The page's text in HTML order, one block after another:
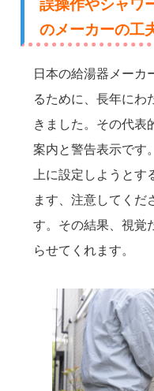
誤操作やシャワ
のメーカーの工
日本の給湯器メーカ
るために、長年にわ
きました。その代表
案内と警告表示です
上に設定しようと
ます、注意してくだ
す。その結果、視覚
らせてくれます。